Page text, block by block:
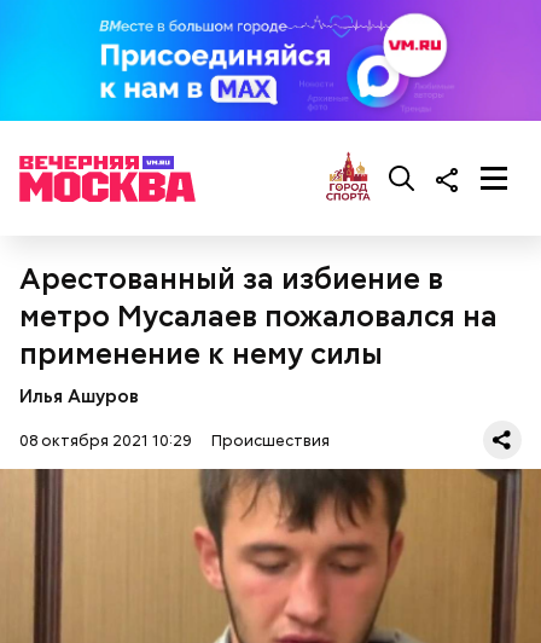
Арестованный за избиение в
метро Мусалаев пожаловался на
применение к нему силы
Илья Ашуров
08 октября 2021 10:29 Происшествия